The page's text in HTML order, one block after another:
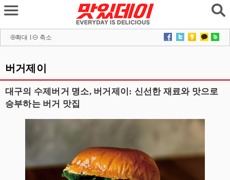
확대 l 축소
버거제이
대구의 수제버거 명소, 버거제이: 신선한 재료와 맛으로
승부하는 버거 맛집